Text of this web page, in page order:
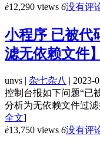
ė12,290 views 6没有评
小程序 已被代
滤无依赖文件
unvs | 杂七杂八 | 2023-
控制台报如下问题“已
分析为无依赖文件过
全文]
ė13,750 views 6没有评